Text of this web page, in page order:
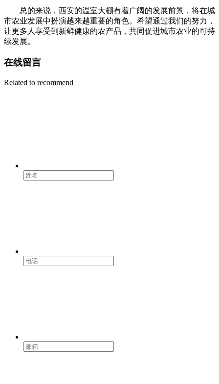
总的来说，西安的温室大棚有着广阔的发展前景，将在城
市农业发展中扮演越来越重要的角色。希望通过我们的努力，
让更多人享受到新鲜健康的农产品，共同促进城市农业的可持
续发展。
在线留言
Related to recommend